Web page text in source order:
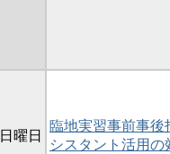
曜日
臨地実習事前事
シスタント活用の